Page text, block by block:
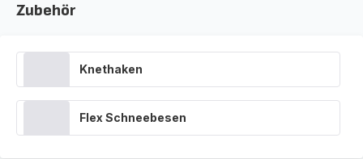
Zubehör
Knethaken
Flex Schneebesen